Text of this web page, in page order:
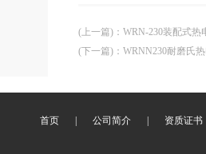
(上一篇) ： WRN-230装配式热
(下一篇) ： WRNN230耐磨氏
首页 公司简介 资质证书